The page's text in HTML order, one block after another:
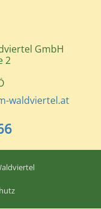
GmbH
2
waldviertel.at